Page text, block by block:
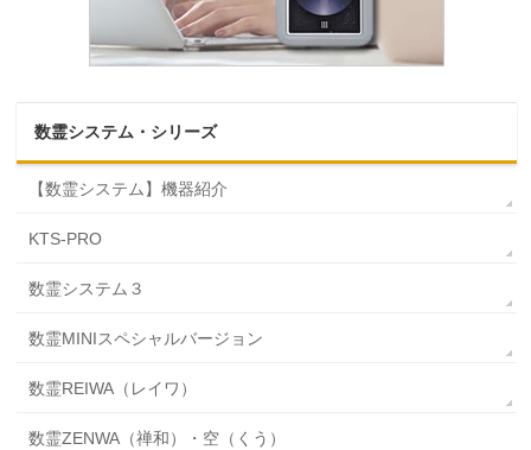
数霊システム・シリーズ
【数霊システム】機器紹介
KTS-PRO
数霊システム３
数霊MINIスペシャルバージョン
数霊REIWA（レイワ）
数霊ZENWA（禅和）・空（くう）